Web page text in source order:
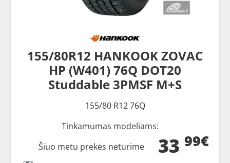
155/80R12 HANKOOK ZOVAC
HP (W401) 76Q DOT20
Studdable 3PMSF M+S
155/80 R12 76Q
Tinkamumas modeliams:
33 99€
Šiuo metu prekės neturime